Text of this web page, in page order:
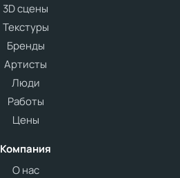
3D сцены
Текстуры
Бренды
Артисты
Люди
Работы
Цены
Компания
О нас